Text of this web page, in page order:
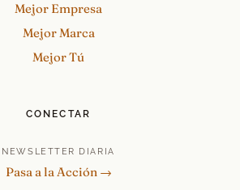
Mejor Empresa
Mejor Marca
Mejor Tú
CONECTAR
NEWSLETTER DIARIA
Pasa a la Acción →